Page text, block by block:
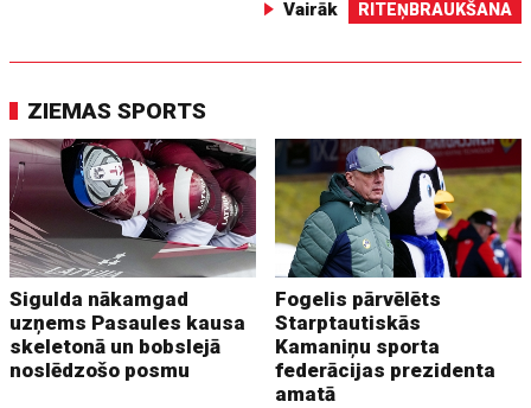
Vairāk RITEŅBRAUKŠANA
ZIEMAS SPORTS
Sigulda nākamgad
uzņems Pasaules kausa
skeletonā un bobslejā
noslēdzošo posmu
Fogelis pārvēlēts
Starptautiskās
Kamaniņu sporta
federācijas prezidenta
amatā